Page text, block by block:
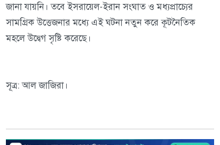
জানা যায়নি। তবে ইসরায়েল-ইরান সংঘাত ও মধ্যপ্রাচ্যের
সামগ্রিক উত্তেজনার মধ্যে এই ঘটনা নতুন করে কূটনৈতিক
মহলে উদ্বেগ সৃষ্টি করেছে।
সূত্র: আল জাজিরা।